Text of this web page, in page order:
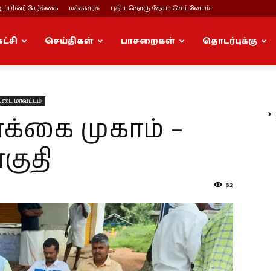
சேர்க்கை மக்களரசு புதியதொரு தேசம் செய்வோம்!
செய்திகள் பாசறைகள் தொடர்புக்கு
மாவட்டம்
முகாம் –
82